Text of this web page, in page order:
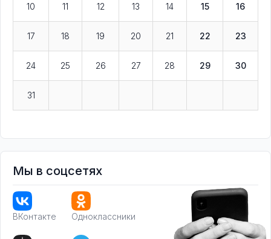
10 11 12 13 14 15 16
17 18 19 20 21 22 23
24 25 26 27 28 29 30
31
Мы в соцсетях
ВКонтакте Одноклассники